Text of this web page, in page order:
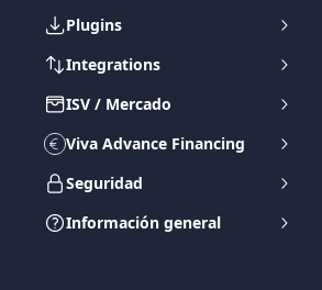
Plugins
Integrations
ISV / Mercado
Viva Advance Financing
Seguridad
Información general